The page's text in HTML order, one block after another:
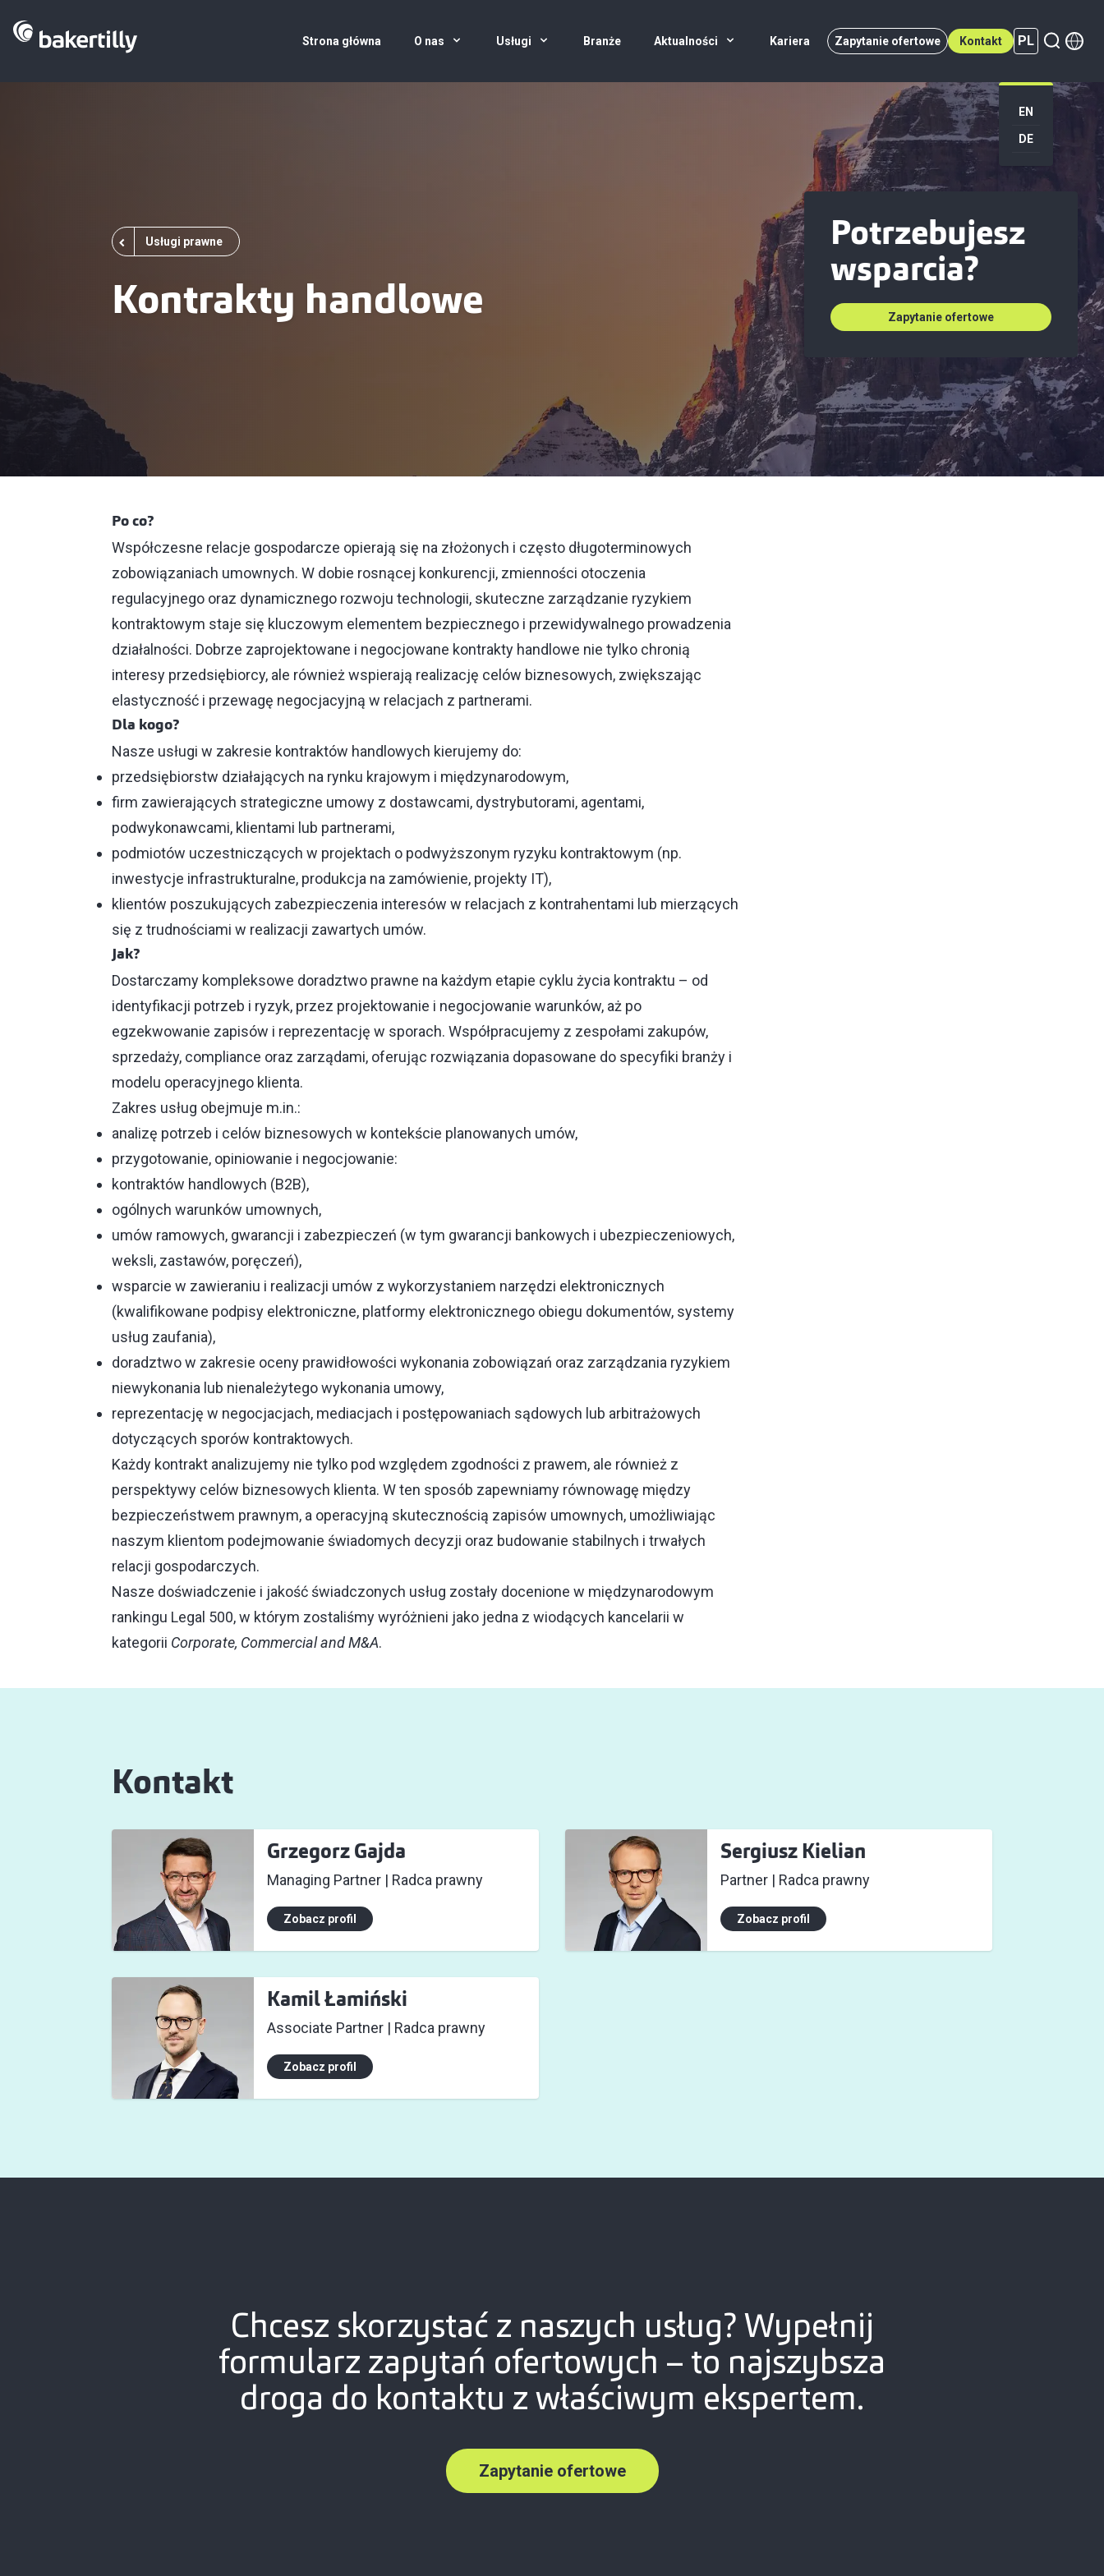
Strona główna O nas Usługi Branże Aktualności Kariera Zapytanie ofertowe Kontakt PL
PL (active)
EN
DE
Usługi prawne
Kontrakty handlowe
Potrzebujesz
wsparcia?
Zapytanie ofertowe
Po co?
Współczesne relacje gospodarcze opierają się na złożonych i często długoterminowych
zobowiązaniach umownych. W dobie rosnącej konkurencji, zmienności otoczenia
regulacyjnego oraz dynamicznego rozwoju technologii, skuteczne zarządzanie ryzykiem
kontraktowym staje się kluczowym elementem bezpiecznego i przewidywalnego prowadzenia
działalności. Dobrze zaprojektowane i negocjowane kontrakty handlowe nie tylko chronią
interesy przedsiębiorcy, ale również wspierają realizację celów biznesowych, zwiększając
elastyczność i przewagę negocjacyjną w relacjach z partnerami.
Dla kogo?
Nasze usługi w zakresie kontraktów handlowych kierujemy do:
przedsiębiorstw działających na rynku krajowym i międzynarodowym,
firm zawierających strategiczne umowy z dostawcami, dystrybutorami, agentami,
podwykonawcami, klientami lub partnerami,
podmiotów uczestniczących w projektach o podwyższonym ryzyku kontraktowym (np.
inwestycje infrastrukturalne, produkcja na zamówienie, projekty IT),
klientów poszukujących zabezpieczenia interesów w relacjach z kontrahentami lub mierzących
się z trudnościami w realizacji zawartych umów.
Jak?
Dostarczamy kompleksowe doradztwo prawne na każdym etapie cyklu życia kontraktu – od
identyfikacji potrzeb i ryzyk, przez projektowanie i negocjowanie warunków, aż po
egzekwowanie zapisów i reprezentację w sporach. Współpracujemy z zespołami zakupów,
sprzedaży, compliance oraz zarządami, oferując rozwiązania dopasowane do specyfiki branży i
modelu operacyjnego klienta.
Zakres usług obejmuje m.in.:
analizę potrzeb i celów biznesowych w kontekście planowanych umów,
przygotowanie, opiniowanie i negocjowanie:
kontraktów handlowych (B2B),
ogólnych warunków umownych,
umów ramowych, gwarancji i zabezpieczeń (w tym gwarancji bankowych i ubezpieczeniowych,
weksli, zastawów, poręczeń),
wsparcie w zawieraniu i realizacji umów z wykorzystaniem narzędzi elektronicznych
(kwalifikowane podpisy elektroniczne, platformy elektronicznego obiegu dokumentów, systemy
usług zaufania),
doradztwo w zakresie oceny prawidłowości wykonania zobowiązań oraz zarządzania ryzykiem
niewykonania lub nienależytego wykonania umowy,
reprezentację w negocjacjach, mediacjach i postępowaniach sądowych lub arbitrażowych
dotyczących sporów kontraktowych.
Każdy kontrakt analizujemy nie tylko pod względem zgodności z prawem, ale również z
perspektywy celów biznesowych klienta. W ten sposób zapewniamy równowagę między
bezpieczeństwem prawnym, a operacyjną skutecznością zapisów umownych, umożliwiając
naszym klientom podejmowanie świadomych decyzji oraz budowanie stabilnych i trwałych
relacji gospodarczych.
Nasze doświadczenie i jakość świadczonych usług zostały docenione w międzynarodowym
rankingu Legal 500, w którym zostaliśmy wyróżnieni jako jedna z wiodących kancelarii w
kategorii Corporate, Commercial and M&A.
Kontakt
Grzegorz Gajda
Managing Partner | Radca prawny
Zobacz profil
Sergiusz Kielian
Partner | Radca prawny
Zobacz profil
Kamil Łamiński
Associate Partner | Radca prawny
Zobacz profil
Chcesz skorzystać z naszych usług? Wypełnij
formularz zapytań ofertowych – to najszybsza
droga do kontaktu z właściwym ekspertem.
Zapytanie ofertowe